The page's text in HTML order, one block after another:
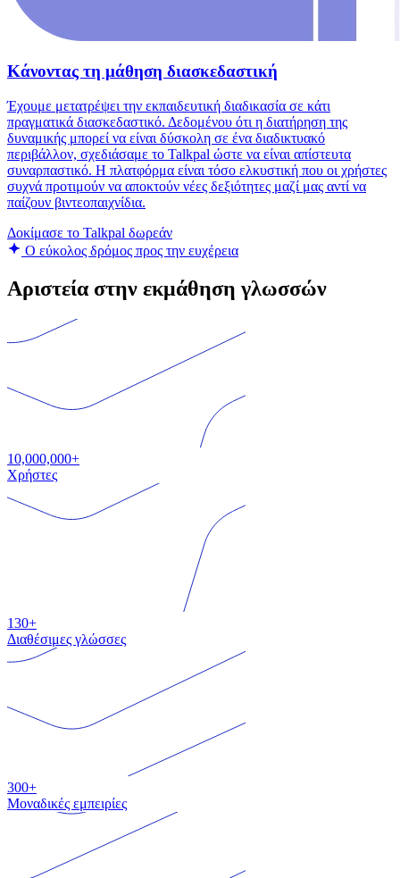
Κάνοντας τη μάθηση διασκεδαστική
Έχουμε μετατρέψει την εκπαιδευτική διαδικασία σε κάτι
πραγματικά διασκεδαστικό. Δεδομένου ότι η διατήρηση της
δυναμικής μπορεί να είναι δύσκολη σε ένα διαδικτυακό
περιβάλλον, σχεδιάσαμε το Talkpal ώστε να είναι απίστευτα
συναρπαστικό. Η πλατφόρμα είναι τόσο ελκυστική που οι χρήστες
συχνά προτιμούν να αποκτούν νέες δεξιότητες μαζί μας αντί να
παίζουν βιντεοπαιχνίδια.
Δοκίμασε το Talkpal δωρεάν
Ο εύκολος δρόμος προς την ευχέρεια
Αριστεία στην εκμάθηση γλωσσών
10,000,000+
Χρήστες
130+
Διαθέσιμες γλώσσες
300+
Μοναδικές εμπειρίες